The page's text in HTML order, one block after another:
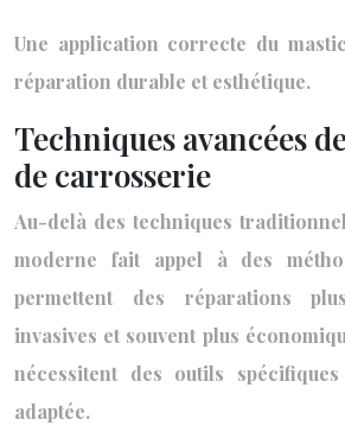
Une application correcte du
réparation durable et esthétique.
Techniques avancées
de carrosserie
Au-delà des techniques
moderne fait appel à des
permettent des réparations
invasives et souvent plus
nécessitent des outils
adaptée.